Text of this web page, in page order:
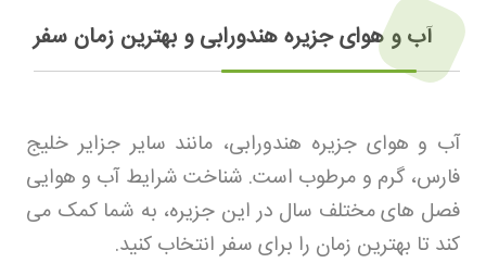
آب و هوای جزیره هندورابی و بهترین زمان سفر
آب و هوای جزیره هندورابی، مانند سایر جزایر خلیج
فارس، گرم و مرطوب است. شناخت شرایط آب و هوایی
فصل های مختلف سال در این جزیره، به شما کمک می
کند تا بهترین زمان را برای سفر انتخاب کنید.